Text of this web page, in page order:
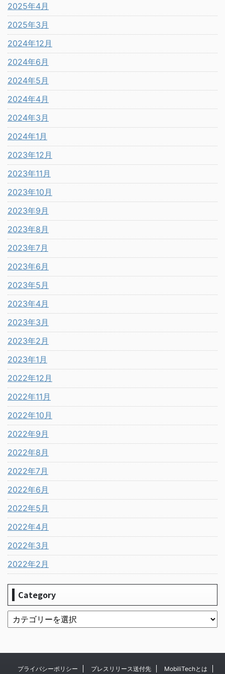
2025年4月
2025年3月
2024年12月
2024年6月
2024年5月
2024年4月
2024年3月
2024年1月
2023年12月
2023年11月
2023年10月
2023年9月
2023年8月
2023年7月
2023年6月
2023年5月
2023年4月
2023年3月
2023年2月
2023年1月
2022年12月
2022年11月
2022年10月
2022年9月
2022年8月
2022年7月
2022年6月
2022年5月
2022年4月
2022年3月
2022年2月
Category
プライバシーポリシー プレスリリース送付先 MobiliTechとは